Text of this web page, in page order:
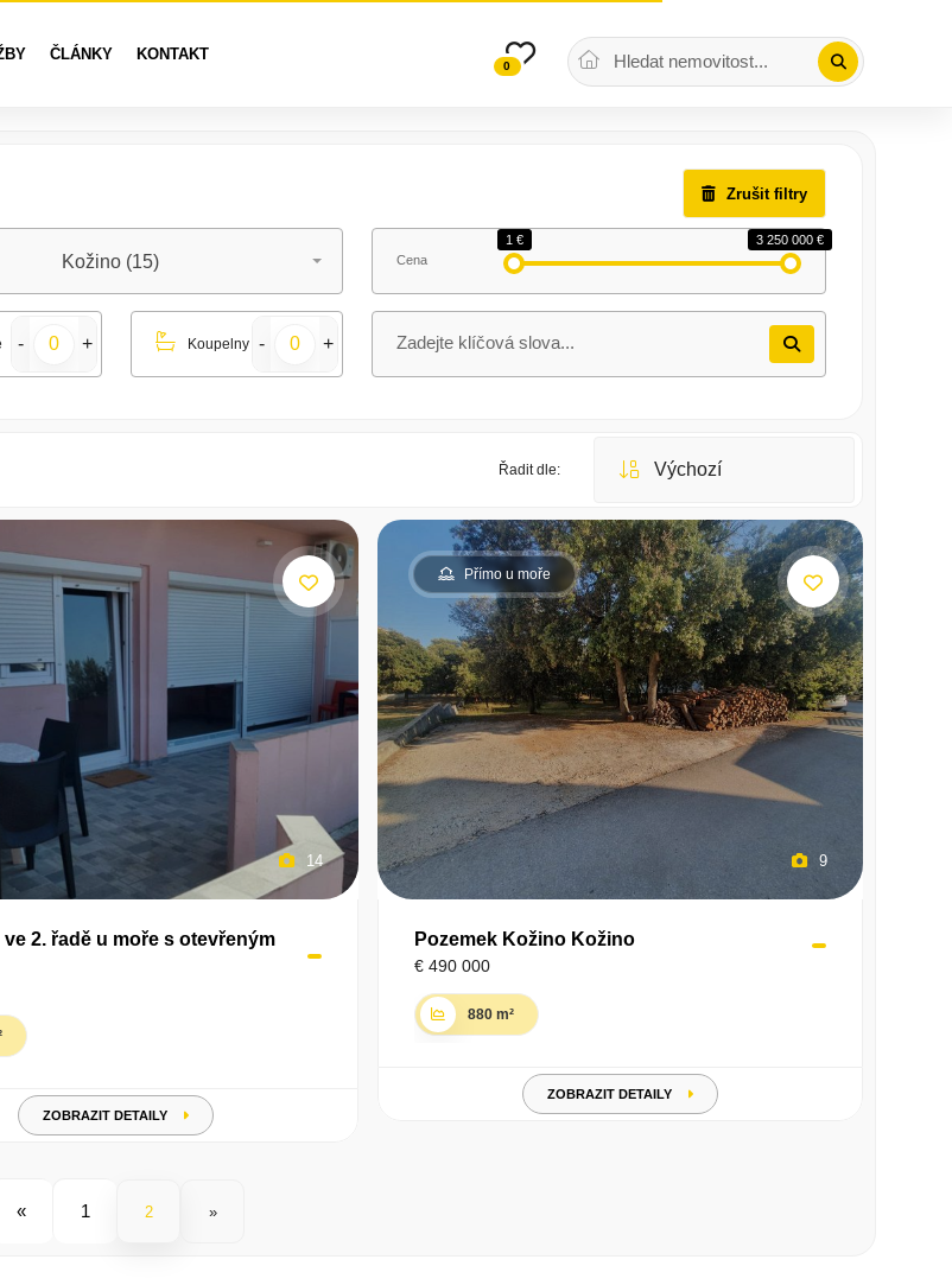
ČLÁNKY KONTAKT
0
Zrušit filtry
Kožino (15) Cena
1 € 3 250 000 €
Koupelny
Řadit dle:
14
2. řadě u moře s otevřeným
ZOBRAZIT DETAILY
Přímo u moře
9
Pozemek Kožino Kožino
€ 490 000
880 m²
ZOBRAZIT DETAILY
« 1 2 »